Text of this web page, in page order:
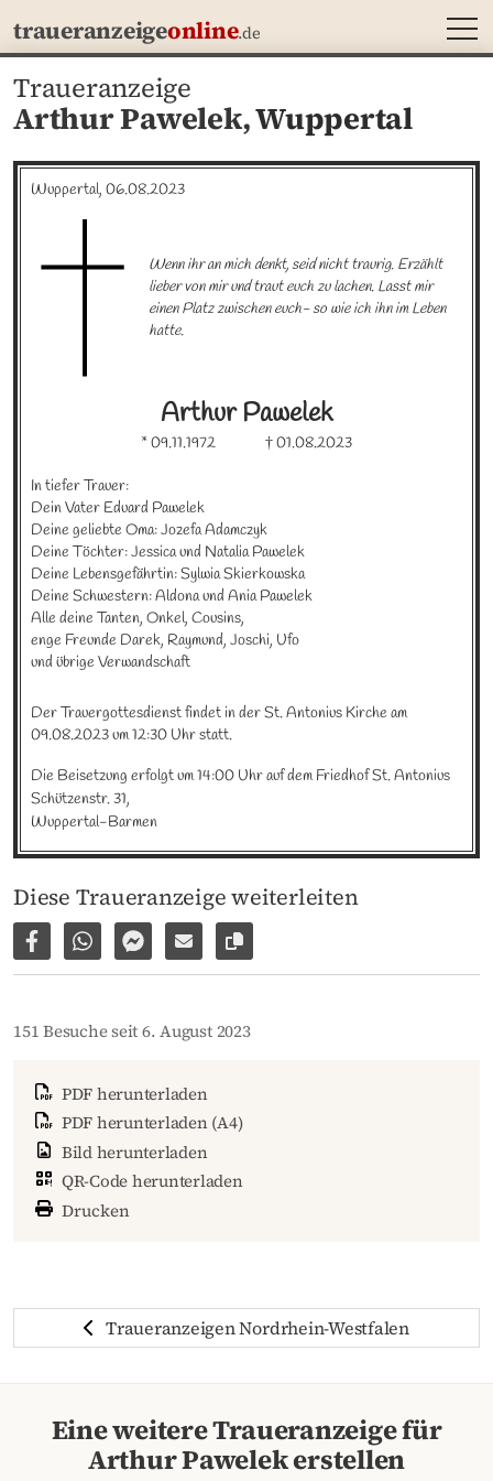
traueranzeigeonline.de
Traueranzeige
Arthur Pawelek,Wuppertal
Wuppertal, 06.08.2023
Wenn ihr an mich denkt, seid nicht traurig. Erzählt
lieber von mir und traut euch zu lachen. Lasst mir
einen Platz zwischen euch- so wie ich ihn im Leben
hatte.
Arthur Pawelek
* 09.11.1972 † 01.08.2023
In tiefer Trauer:
Dein Vater Eduard Pawelek
Deine geliebte Oma: Jozefa Adamczyk
Deine Töchter: Jessica und Natalia Pawelek
Deine Lebensgefährtin: Sylwia Skierkowska
Deine Schwestern: Aldona und Ania Pawelek
Alle deine Tanten, Onkel, Cousins,
enge Freunde Darek, Raymund, Joschi, Ufo
und übrige Verwandschaft
Der Trauergottesdienst findet in der St. Antonius Kirche am
09.08.2023 um 12:30 Uhr statt.
Die Beisetzung erfolgt um 14:00 Uhr auf dem Friedhof St. Antonius
Schützenstr. 31,
Wuppertal-Barmen
Diese Traueranzeige weiterleiten
Auf Facebook teilen
Per WhatsApp weiterleiten
Per Facebook Messenger weiterleiten
Per E-Mail versenden
Link zur Seite kopieren
151 Besuche seit 6. August 2023
PDF herunterladen
PDF herunterladen (A4)
Bild herunterladen
QR-Code herunterladen
Drucken
Traueranzeigen Nordrhein-Westfalen
Eine weitere Traueranzeige für
Arthur Pawelek erstellen